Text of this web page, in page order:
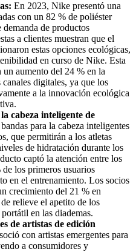
En 2023, Nike presentó una
con un 82 % de poliéster
de productos
a clientes muestran que el
estas opciones ecológicas,
en curso de Nike. Esta
un aumento del 24 % en la
digitales, ya que los
a la innovación ecológica
cabeza inteligente de
para la cabeza inteligentes
que permitirán a los atletas
de hidratación durante los
captó la atención entre los
los primeros usuarios
en el entrenamiento. Los socios
crecimiento del 21 % en
relieve el apetito de los
en las diademas.
de artistas de edición
con artistas emergentes para
a consumidores y